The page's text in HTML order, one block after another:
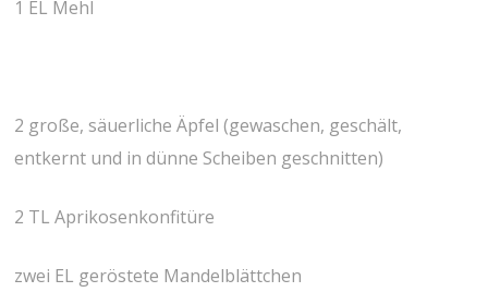
1 EL Mehl
2 große, säuerliche Äpfel (gewaschen, geschält,
entkernt und in dünne Scheiben geschnitten)
2 TL Aprikosenkonfitüre
zwei EL geröstete Mandelblättchen